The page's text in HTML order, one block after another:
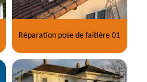
Réparation pose de faitière 01